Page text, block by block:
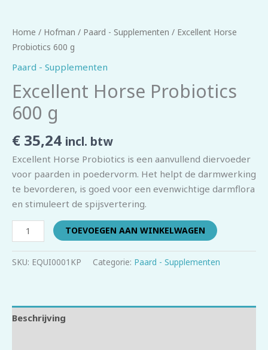
Home / Hofman / Paard - Supplementen / Excellent Horse
Probiotics 600 g
Paard - Supplementen
Excellent Horse Probiotics
600 g
€ 35,24 incl. btw
Excellent Horse Probiotics is een aanvullend diervoeder
voor paarden in poedervorm. Het helpt de darmwerking
te bevorderen, is goed voor een evenwichtige darmflora
en stimuleert de spijsvertering.
TOEVOEGEN AAN WINKELWAGEN
SKU: EQUI0001KP Categorie: Paard - Supplementen
Beschrijving